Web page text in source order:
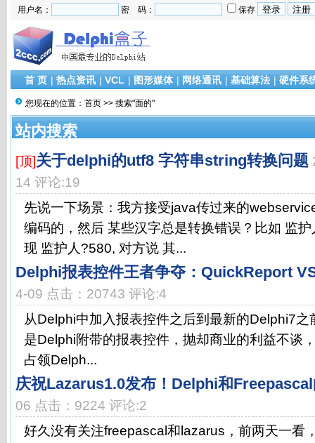
用户名： 密 码： 保存
首 页 | 热点资讯 | VCL | 图形媒体 | 网络通讯 | 基础算法 | 硬件系
您现在的位置： 首页 >> 搜索"面的"
站内搜索
[顶]关于delphi的utf8 字符串string转换问题
14 评论:19
先说一下场景：我方接受java传过来的
编码的，然后 某些汉字总是转换错误？比如 监
现 监护人?580, 对方说 其...
Delphi报表控件王者争夺：QuickReport
4-09 点击：20743 评论:4
从Delphi中加入报表控件之后到最新的Delphi7
是Delphi附带的报表控件，抛却商业的利益不谈
占领Delph...
庆祝Lazarus1.0发布！Delphi和
06 点击：9224 评论:2
好久没有关注freepascal和lazarus，前两天一看